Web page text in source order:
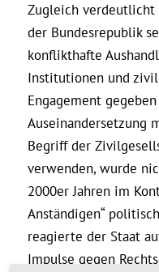
Zugleich verdeutlicht
der Bundesrepublik
konflikthafte
Institutionen und
Engagement
Auseinandersetzung
Begriff der
verwenden, wurde
2000er Jahren im
Anständigen“
reagierte der Staat
Impulse gegen